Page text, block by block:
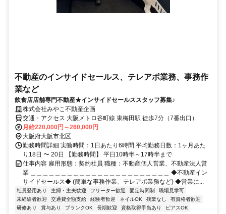
不動産のインサイドセールス、テレアポ業務、事務作
業など
飲食店店舗専門不動産★インサイドセールススタッフ募集♪
株式会社みやこ不動産企画
交通・アクセス 大阪メトロ谷町線 東梅田駅 徒歩7分（7番出口）
月給220,000円～260,000円
大阪府大阪市北区
勤務時間詳細 実働時間：1日あたり6時間 平均勤務日数：1ヶ月あた
り18日 〜 20日 【勤務時間】 平日10時半～17時半まで
仕事内容 雇用形態：契約社員 職種：不動産個人営業、不動産法人営
業 ＿＿＿＿＿＿＿＿＿＿＿＿＿＿＿＿＿＿＿＿＿＿＿ ◆不動産イン
サイドセールス◆ (簡単な事務作業、テレアポ業務など) ◆営業に...
社員登用あり 主婦・主夫歓迎 フリーター歓迎 固定時間制
職場見学可
未経験者歓迎
交通費全額支給 経験者歓迎 ネイルOK 残業なし
有資格者歓迎
研修あり
賞与あり ブランクOK 長期歓迎 資格取得手当あり
ピアスOK